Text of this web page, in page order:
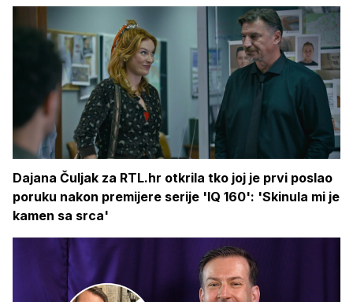
Dajana Čuljak za RTL.hr otkrila tko joj je prvi poslao
poruku nakon premijere serije 'IQ 160': 'Skinula mi je
kamen sa srca'